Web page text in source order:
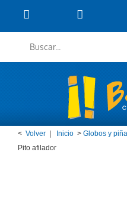
< Volver Inicio > Globos y
Pito afilador